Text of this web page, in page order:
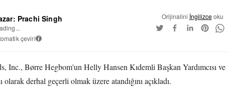
Prachi Singh
çeviri i
Orijinalini İngilizceoku
Inc., Børre Hegbom'un Helly Hansen Kıdemli Başkan Yardımcısı ve
olarak derhal geçerli olmak üzere atandığını açıkladı.